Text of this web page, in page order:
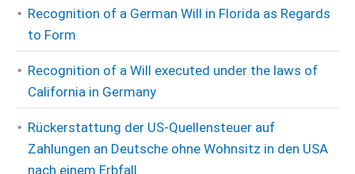
Recognition of a German Will in Florida as Regards
to Form
Recognition of a Will executed under the laws of
California in Germany
Rückerstattung der US-Quellensteuer auf
Zahlungen an Deutsche ohne Wohnsitz in den USA
nach einem Erbfall